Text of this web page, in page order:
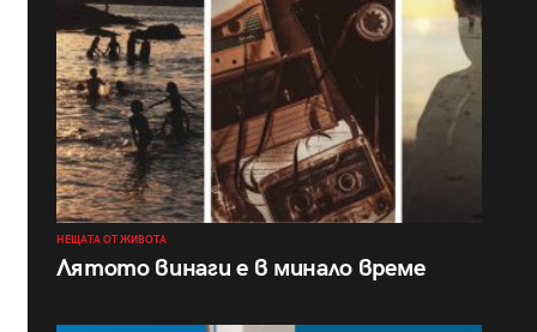
НЕЩАТА ОТ ЖИВОТА
Лятото винаги е в минало време